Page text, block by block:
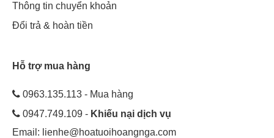
Thông tin chuyển khoản
Đổi trả & hoàn tiền
Hỗ trợ mua hàng
0963.135.113 - Mua hàng
0947.749.109 - Khiếu nại dịch vụ
Email: lienhe@hoatuoihoangnga.com